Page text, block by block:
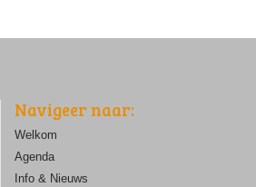
Navigeer naar:
Welkom
Agenda
Info & Nieuws